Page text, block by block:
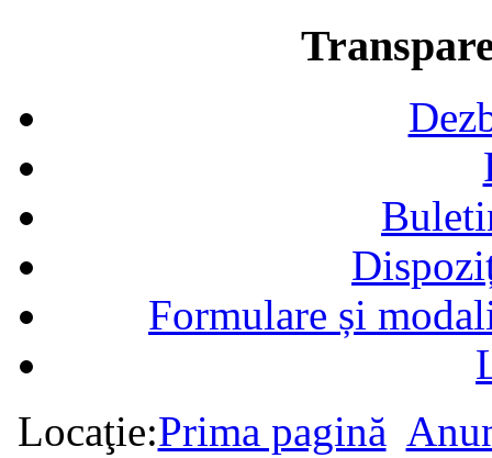
Formulare și
Locaţie:Prima pagină